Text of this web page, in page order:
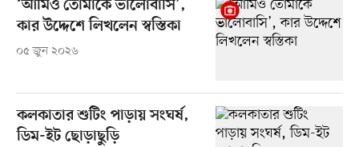
‘আমিও তোমাকে ভালোবাসি’,
কার উদ্দেশে লিখলেন স্বস্তিকা
০৫ জুন ২০২৬
কলকাতার শুটিং পাড়ায় সংঘর্ষ,
ডিম-ইট ছোড়াছুড়ি